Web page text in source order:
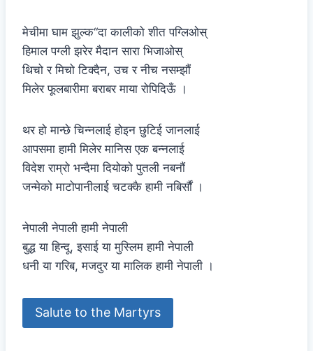
मेचीमा घाम झुल्क“दा कालीको शीत पग्लिओस्
हिमाल पग्ली झरेर मैदान सारा भिजाओस्
थिचो र मिचो टिक्दैन, उच र नीच नसम्झौं
मिलेर फूलबारीमा बराबर माया रोपिदिऊँ ।
थर हो मान्छे चिन्नलाई होइन छुटिई जानलाई
आपसमा हामी मिलेर मानिस एक बन्नलाई
विदेश राम्रो भन्दैमा दियोको पुतली नबनौं
जन्मेको माटोपानीलाई चटक्कै हामी नबिर्सौं ।
नेपाली नेपाली हामी नेपाली
बुद्ध या हिन्दू, इसाई या मुस्लिम हामी नेपाली
धनी या गरिब, मजदुर या मालिक हामी नेपाली ।
Salute to the Martyrs